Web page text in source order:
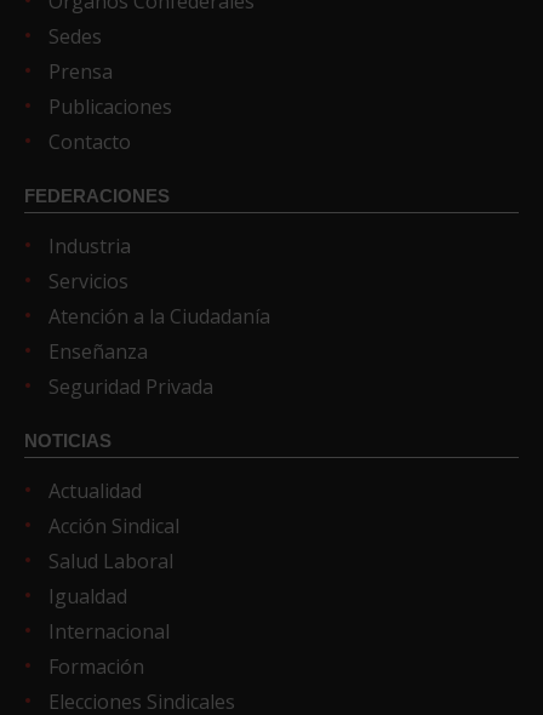
Sedes
Prensa
Publicaciones
Contacto
FEDERACIONES
Industria
Servicios
Atención a la Ciudadanía
Enseñanza
Seguridad Privada
NOTICIAS
Actualidad
Acción Sindical
Salud Laboral
Igualdad
Internacional
Formación
Elecciones Sindicales